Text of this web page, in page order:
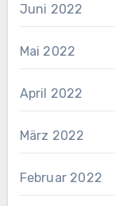
Juni 2022
Mai 2022
April 2022
März 2022
Februar 2022